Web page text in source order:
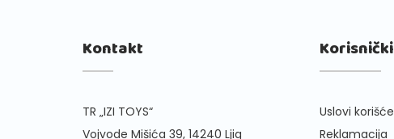
Kontakt
TR „IZI TOYS“
Vojvode Mišića 39, 14240 Ljig
Uslovi
Reklamacija